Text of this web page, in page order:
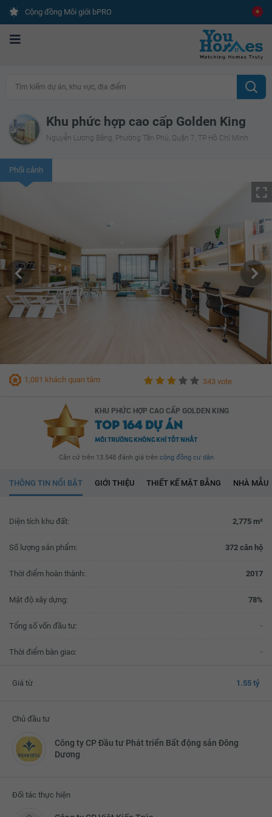
Cộng đồng Môi giới bPRO
Tìm kiếm dự án, khu vực, địa điểm
Khu phức hợp cao cấp Golden King
Nguyễn Lương Bằng, Phường Tân Phú, Quận 7, TP Hồ Chí Minh
Phối cảnh
1,081 khách quan tâm 343 vote
KHU PHỨC HỢP CAO CẤP GOLDEN KING
TOP 164 DỰ ÁN
MÔI TRƯỜNG KHÔNG KHÍ TỐT NHẤT
Căn cứ trên 13.548 đánh giá trên cộng đồng cư dân
THÔNG TIN NỔI BẬT GIỚI THIỆU THIẾT KẾ MẶT BẰNG NHÀ MẪU
Diện tích khu đất: 2,775 m²
Số lượng sản phẩm: 372 căn hộ
Thời điểm hoàn thành: 2017
Mật độ xây dựng: 78%
Tổng số vốn đầu tư: -
Thời điểm bàn giao: -
Giá từ 1.55 tỷ
Chủ đầu tư
Công ty CP Đầu tư Phát triển Bất động sản Đông
Dương
Đối tác thực hiện